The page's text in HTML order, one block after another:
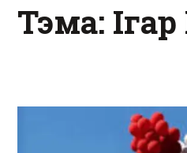
Тэма: